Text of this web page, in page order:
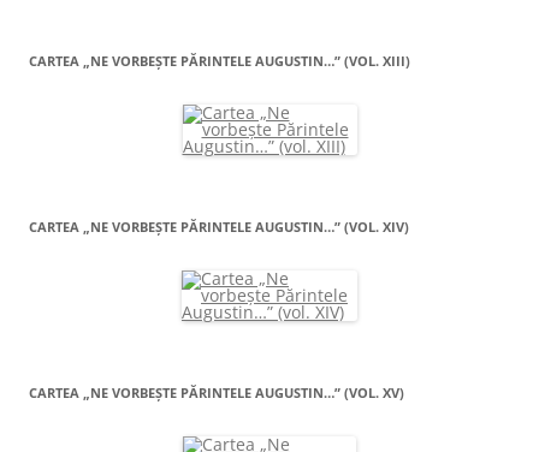
CARTEA „NE VORBEŞTE PĂRINTELE AUGUSTIN…” (VOL. XIII)
CARTEA „NE VORBEŞTE PĂRINTELE AUGUSTIN…” (VOL. XIV)
CARTEA „NE VORBEŞTE PĂRINTELE AUGUSTIN…” (VOL. XV)